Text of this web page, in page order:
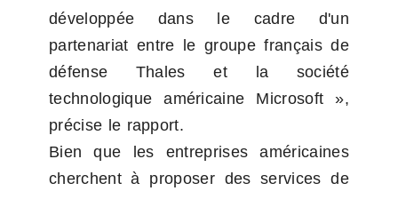
développée dans le cadre d'un
partenariat entre le groupe français de
défense Thales et la société
technologique américaine Microsoft »,
précise le rapport.
Bien que les entreprises américaines
cherchent à proposer des services de